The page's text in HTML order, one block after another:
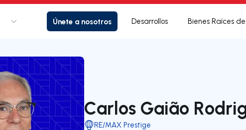
Únete a nosotros Desarrollos Bienes Raíces
Carlos Gaião
RE/MAX Prestige